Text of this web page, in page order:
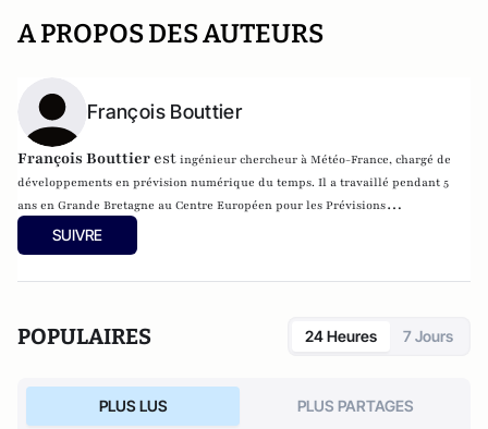
A PROPOS DES AUTEURS
François Bouttier
François Bouttier est ingénieur chercheur à Météo-France, chargé de
développements en prévision numérique du temps. Il a travaillé pendant 5
ans en Grande Bretagne au Centre Européen pour les Prévisions
Météorologiques à Moyen Terme, le leader mondial de la prévision météo
(www.ecmwf.int).
SUIVRE
POPULAIRES 24 Heures 7 Jours
PLUS LUS PLUS PARTAGES